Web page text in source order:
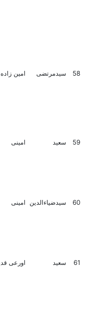
امین زاده 886
5709
امینی 905
اورعی قدیری337